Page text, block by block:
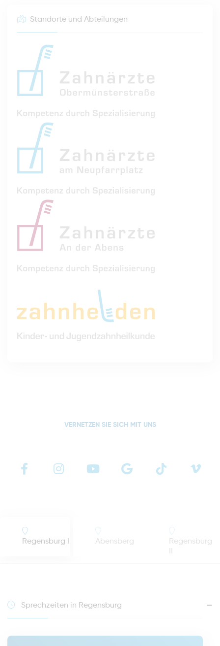
Standorte und Abteilungen
VERNETZEN SIE SICH MIT UNS
Regensburg I Abensberg
Regensburg
Sprechzeiten in Regensburg